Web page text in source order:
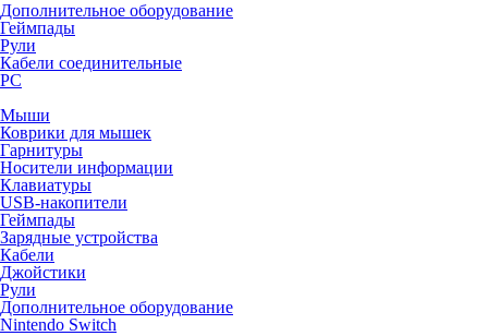
Дополнительное оборудование
Геймпады
Рули
Кабели соединительные
PC
Мыши
Коврики для мышек
Гарнитуры
Носители информации
Клавиатуры
USB-накопители
Геймпады
Зарядные устройства
Кабели
Джойстики
Рули
Дополнительное оборудование
Nintendo Switch